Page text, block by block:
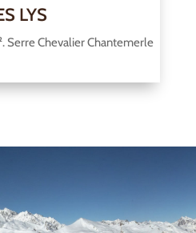
LYS
Serre Chevalier Chantemerle